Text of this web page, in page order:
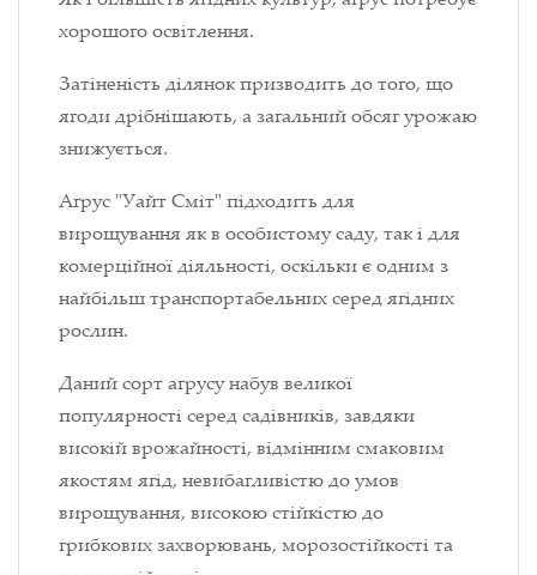
хорошого освітлення.
Затіненість ділянок призводить до того, що
ягоди дрібнішають, а загальний обсяг урожаю
знижується.
Аґрус "Уайт Сміт" підходить для
вирощування як в особистому саду, так і для
комерційної діяльності, оскільки є одним з
найбільш транспортабельних серед ягідних
рослин.
Даний сорт аґрусу набув великої
популярності серед садівників, завдяки
високій врожайності, відмінним смаковим
якостям ягід, невибагливістю до умов
вирощування, високою стійкістю до
грибкових захворювань, морозостійкості та